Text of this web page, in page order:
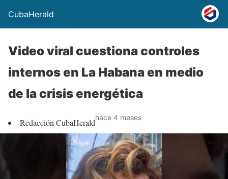
CubaHerald
Video viral cuestiona controles
internos en La Habana en medio
de la crisis energética
Redacción CubaHeraldhace 4 meses